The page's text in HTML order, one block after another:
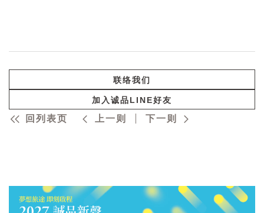
联络我们
加入诚品LINE好友
回列表页 上一则 下一则